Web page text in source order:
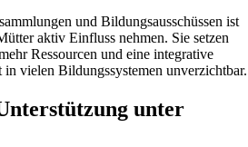
und Bildungsausschüssen ist
aktiv Einfluss nehmen. Sie setzen
Ressourcen und eine integrative
vielen Bildungssystemen unverzichtbar.
unter